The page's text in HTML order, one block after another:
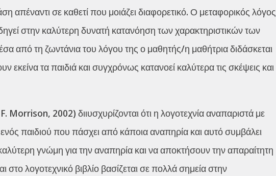
απέναντι σε καθετί που μοιάζει διαφορετικό. Ο μεταφορικός λόγος
στην καλύτερη δυνατή κατανόηση των χαρακτηριστικών των
από τη ζωντάνια του λόγου της ο μαθητής/η μαθήτρια διδάσκεται
εκείνα τα παιδιά και συγχρόνως κατανοεί καλύτερα τις σκέψεις και
2002) διιυσχυρίζονται ότι η λογοτεχνία αναπαριστά με
παιδιού που πάσχει από κάποια αναπηρία και αυτό συμβάλει
γνώμη για την αναπηρία και να αποκτήσουν την απαραίτητη
λογοτεχνικό βιβλίο βασίζεται σε πολλά σημεία στην